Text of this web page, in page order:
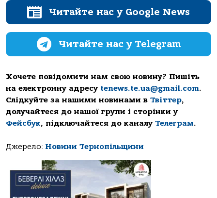
Читайте нас у Google News
Читайте нас у Telegram
Хочете повідомити нам свою новину? Пишіть
на електронну адресу tenews.te.ua@gmail.com.
Слідкуйте за нашими новинами в Твіттер,
долучайтеся до нашої групи і сторінки у
Фейсбук, підключайтеся до каналу Телеграм.
Джерело: Новини Тернопільщини